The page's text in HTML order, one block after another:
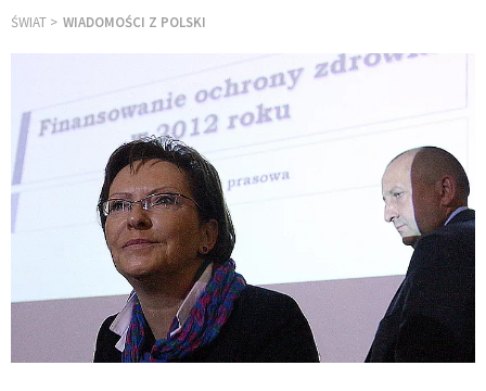
ŚWIAT WIADOMOŚCI Z POLSKI